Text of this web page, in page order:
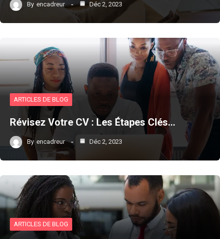
By encadreur Déc 2, 2023
ARTICLES DE BLOG
Révisez Votre CV : Les Étapes Clés…
By encadreur Déc 2, 2023
ARTICLES DE BLOG